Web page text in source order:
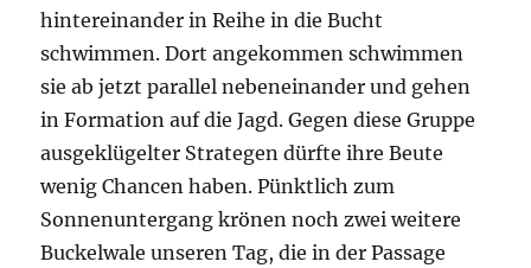
hintereinander in Reihe in die Bucht
schwimmen. Dort angekommen schwimmen
sie ab jetzt parallel nebeneinander und gehen
in Formation auf die Jagd. Gegen diese Gruppe
ausgeklügelter Strategen dürfte ihre Beute
wenig Chancen haben. Pünktlich zum
Sonnenuntergang krönen noch zwei weitere
Buckelwale unseren Tag, die in der Passage